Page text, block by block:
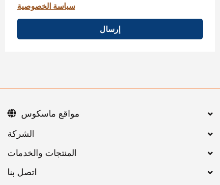
سياسة الخصوصية
إرسال
اتصل بنا
مواقع ماسكوس